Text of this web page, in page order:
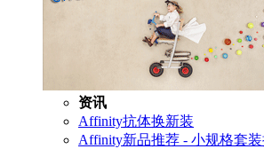
资讯
Affinity抗体换新装
Affinity新品推荐 - 小规格套